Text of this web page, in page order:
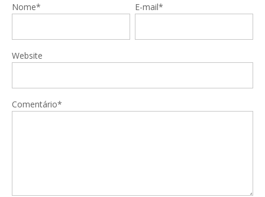
Nome* E-mail*
Website
Comentário*